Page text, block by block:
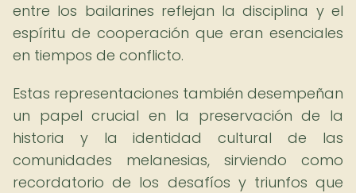
entre los bailarines reflejan la disciplina y el
espíritu de cooperación que eran esenciales
en tiempos de conflicto.
Estas representaciones también desempeñan
un papel crucial en la preservación de la
historia y la identidad cultural de las
comunidades melanesias, sirviendo como
recordatorio de los desafíos y triunfos que